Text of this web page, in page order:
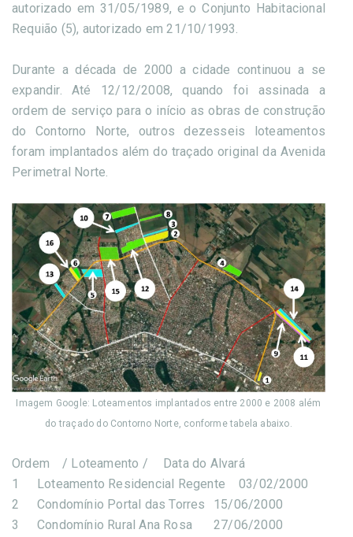
autorizado em 31/05/1989, e o Conjunto Habitacional
Requião (5), autorizado em 21/10/1993.
Durante a década de 2000 a cidade continuou a se
expandir. Até 12/12/2008, quando foi assinada a
ordem de serviço para o início as obras de construção
do Contorno Norte, outros dezesseis loteamentos
foram implantados além do traçado original da Avenida
Perimetral Norte.
Imagem Google: Loteamentos implantados entre 2000 e 2008 além
do traçado do Contorno Norte, conforme tabela abaixo.
Ordem / Loteamento /
Data do Alvará
1
Loteamento Residencial Regente
03/02/2000
2
Condomínio Portal das Torres
15/06/2000
3
Condomínio Rural Ana Rosa
27/06/2000